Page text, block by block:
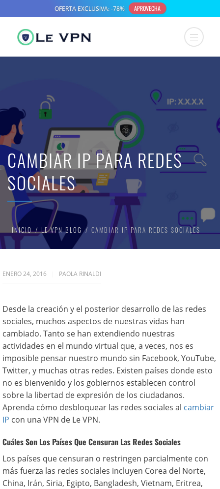
CAMBIAR IP PARA REDES
SOCIALES
INICIO LE VPN BLOG CAMBIAR IP PARA REDES SOCIALES
ENERO 24, 2016 PAOLA RINALDI
Desde la creación y el posterior desarrollo de las redes
sociales, muchos aspectos de nuestras vidas han
cambiado. Tanto se han extendiendo nuestras
actividades en el mundo virtual que, a veces, nos es
imposible pensar nuestro mundo sin Facebook, YouTube,
Twitter, y muchas otras redes. Existen países donde esto
no es bienvenido y los gobiernos establecen control
sobre la libertad de expresión de los ciudadanos.
Aprenda cómo desbloquear las redes sociales al cambiar
IP con una VPN de Le VPN.
Cuáles Son Los Países Que Censuran Las Redes Sociales
Los países que censuran o restringen parcialmente con
más fuerza las redes sociales incluyen Corea del Norte,
China, Irán, Siria, Egipto, Bangladesh, Vietnam, Eritrea,